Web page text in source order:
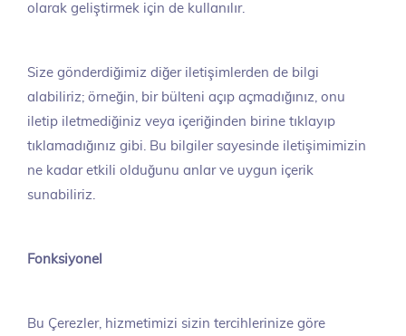
olarak geliştirmek için de kullanılır.
Size gönderdiğimiz diğer iletişimlerden de bilgi
alabiliriz; örneğin, bir bülteni açıp açmadığınız, onu
iletip iletmediğiniz veya içeriğinden birine tıklayıp
tıklamadığınız gibi. Bu bilgiler sayesinde iletişimimizin
ne kadar etkili olduğunu anlar ve uygun içerik
sunabiliriz.
Fonksiyonel
Bu Çerezler, hizmetimizi sizin tercihlerinize göre